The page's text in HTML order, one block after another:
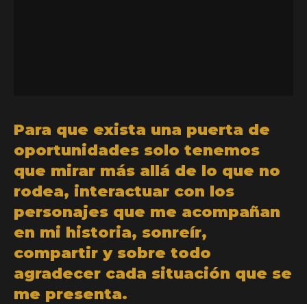
Para que exista una puerta de
oportunidades solo tenemos
que mirar más allá de lo que no
rodea, interactuar con los
personajes que me acompañan
en mi historia, sonreír,
compartir y sobre todo
agradecer cada situación que se
me presenta.